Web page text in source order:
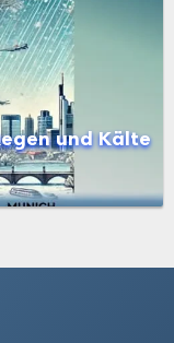
Lesum
Oberneuland
Östliche Vorstadt
und Kälte